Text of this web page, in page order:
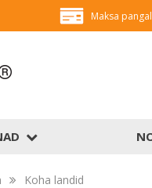
Maksa
Koha landid